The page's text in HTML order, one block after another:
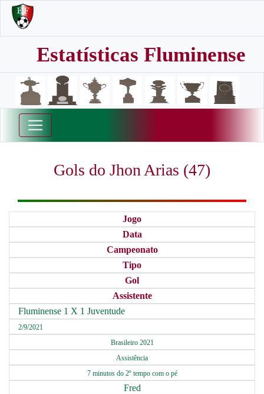
Estatísticas Fluminense
Gols do Jhon Arias (47)
Jogo
Data
Campeonato
Tipo
Gol
Assistente
Fluminense 1 X 1 Juventude
2/9/2021
Brasileiro 2021
Assistência
7 minutos do 2º tempo com o pé
Fred